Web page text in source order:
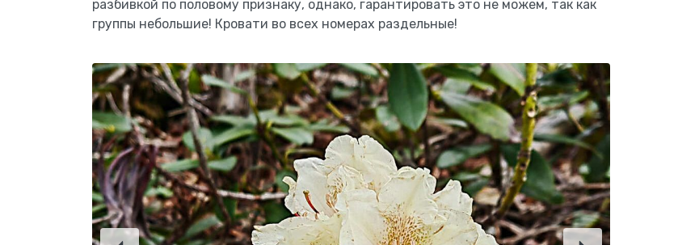
разбивкой по половому признаку, однако, гарантировать это не можем, так как
группы небольшие! Кровати во всех номерах раздельные!